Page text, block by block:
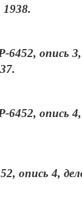
1938.
6452, опись 3,
6452, опись 4,
опись 4,